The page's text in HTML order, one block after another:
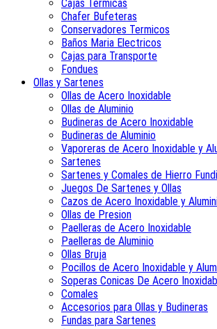
Cajas Termicas
Chafer Bufeteras
Conservadores Termicos
Baños Maria Electricos
Cajas para Transporte
Fondues
Ollas y Sartenes
Ollas de Acero Inoxidable
Ollas de Aluminio
Budineras de Acero Inoxidable
Budineras de Aluminio
Vaporeras de Acero Inoxidable y
Sartenes
Sartenes y Comales de Hierro
Juegos De Sartenes y Ollas
Cazos de Acero Inoxidable y
Ollas de Presion
Paelleras de Acero Inoxidable
Paelleras de Aluminio
Ollas Bruja
Pocillos de Acero Inoxidable y
Soperas Conicas De Acero
Comales
Accesorios para Ollas y Budineras
Fundas para Sartenes